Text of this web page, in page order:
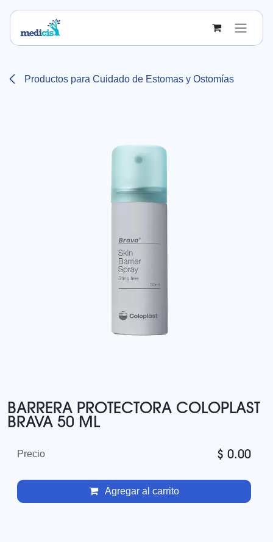
Productos para Cuidado de Estomas y Ostomías
BARRERA PROTECTORA COLOPLAST
BRAVA 50 ML
Agregar al carrito
Precio $ 0.00